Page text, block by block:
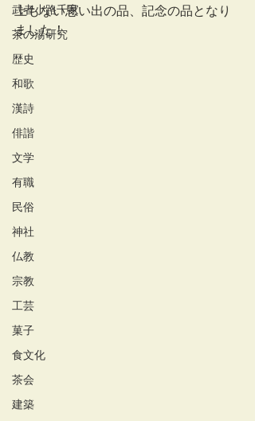
武者小路千家
茶の湯研究
歴史
和歌
漢詩
俳諧
文学
有職
民俗
神社
仏教
宗教
工芸
菓子
食文化
茶会
建築
上もない思い出の品、記念の品となり
ました！